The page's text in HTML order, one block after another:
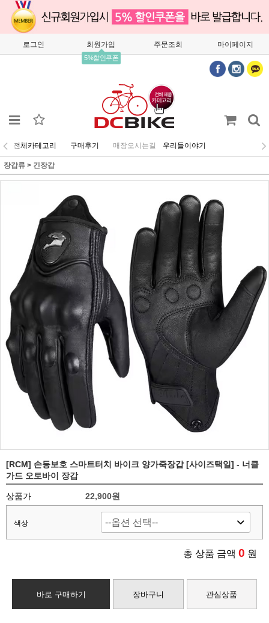
로그인 회원가입
5%할인쿠폰
주문조회 마이페이지
전체카테고리 구매후기 매장오시는길 우리들이야기
장갑류 > 긴장갑
[RCM] 손등보호 스마트터치 바이크 양가죽장갑 [사이즈택일] - 너클
가드 오토바이 장갑
상품가 22,900원
색상
총 상품 금액 0 원
바로 구매하기 장바구니 관심상품